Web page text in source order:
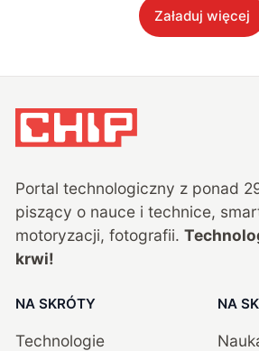
Załaduj więcej
Portal technologiczny z ponad
piszący o nauce i technice,
motoryzacji, fotografii.
krwi!
NA SKRÓTY
Technologie
NA